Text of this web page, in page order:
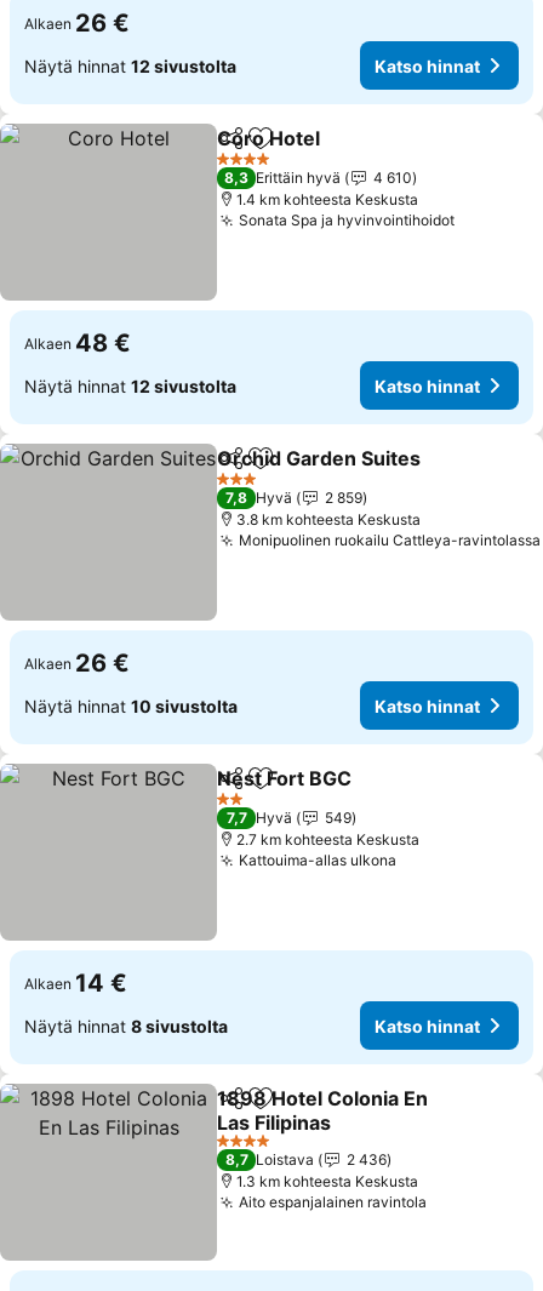
Alkaen 26 €
Näytä hinnat 12 sivustolta Katso hinnat
Jaa Lisää suosikkeihin
Coro Hotel
4 Tähtiluokitus
8,3 Erittäin hyvä
4 610
1.4 km kohteesta Keskusta
Sonata Spa ja hyvinvointihoidot
Alkaen 48 €
Näytä hinnat 12 sivustolta Katso hinnat
Jaa Lisää suosikkeihin
Orchid Garden Suites
3 Tähtiluokitus
7,8 Hyvä
2 859
3.8 km kohteesta Keskusta
Monipuolinen ruokailu Cattleya-ravintolassa
Alkaen 26 €
Näytä hinnat 10 sivustolta Katso hinnat
Jaa Lisää suosikkeihin
Nest Fort BGC
2 Tähtiluokitus
7,7 Hyvä
549
2.7 km kohteesta Keskusta
Kattouima-allas ulkona
Alkaen 14 €
Näytä hinnat 8 sivustolta Katso hinnat
Jaa Lisää suosikkeihin
1898 Hotel Colonia En
Las Filipinas
4 Tähtiluokitus
8,7 Loistava
2 436
1.3 km kohteesta Keskusta
Aito espanjalainen ravintola